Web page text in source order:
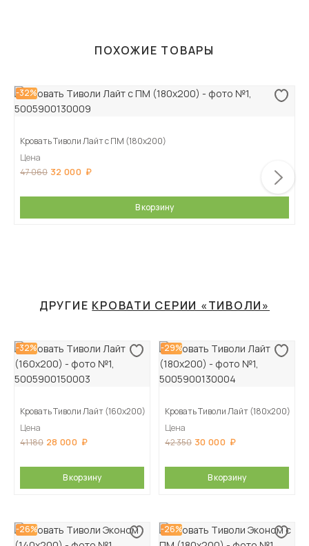
ПОХОЖИЕ ТОВАРЫ
-32%
Кровать Тиволи Лайт с ПМ (180х200)
Цена
47 060 32 000
В корзину
ДРУГИЕ КРОВАТИ СЕРИИ «ТИВОЛИ»
-32%
Кровать Тиволи Лайт (160х200)
Цена
41 180 28 000
В корзину
-29%
Кровать Тиволи Лайт (180х200)
Цена
42 350 30 000
В корзину
-26% -26%